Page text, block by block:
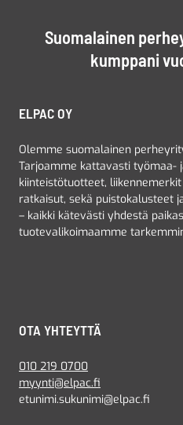
Suomalainen
kumppani
ELPAC OY
Olemme suomalainen
Tarjoamme kattavasti työmaa-
kiinteistötuotteet,
ratkaisut, sekä puistokalusteet
– kaikki kätevästi yhdestä
tuotevalikoimaamme
OTA YHTEYTTÄ
010 219 0700
myynti@elpac.fi
etunimi.sukunimi@elpac.fi